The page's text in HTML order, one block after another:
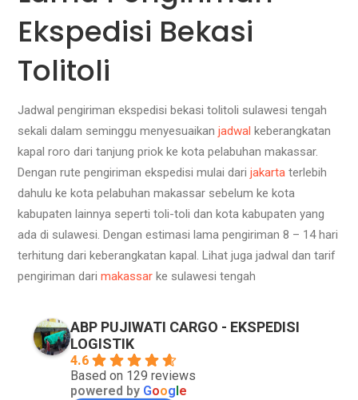
Ekspedisi Bekasi
Tolitoli
Jadwal pengiriman ekspedisi bekasi tolitoli sulawesi tengah
sekali dalam seminggu menyesuaikanjadwal keberangkatan
kapal roro dari tanjung priok ke kota pelabuhan makassar.
Dengan rute pengiriman ekspedisi mulai darijakarta terlebih
dahulu ke kota pelabuhan makassar sebelum ke kota
kabupaten lainnya seperti toli-toli dan kota kabupaten yang
ada di sulawesi. Dengan estimasi lama pengiriman 8 – 14 hari
terhitung dari keberangkatan kapal. Lihat juga jadwal dan tarif
pengiriman darimakassar ke sulawesi tengah
ABP PUJIWATI CARGO - EKSPEDISI
LOGISTIK
4.6
Based on 129 reviews
powered by Google